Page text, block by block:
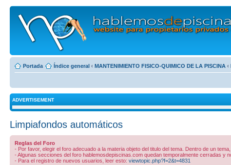
Portada Índice general ‹ MANTENIMIENTO FISICO-QUIMICO DE LA PISCINA ‹
ADVERTISEMENT
Limpiafondos automáticos
Reglas del Foro
- Por favor, elegir el foro adecuado a la materia objeto del titulo del tema. Dentro de un
- Algunas secciones del foro hablemosdepiscinas.com quedan temporalmente cerradas y
- Para el registro de nuevos usuarios, leer esto: viewtopic.php?f=2&t=4831